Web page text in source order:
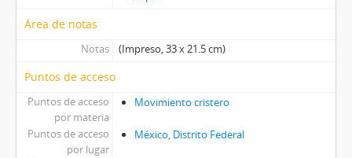
Área de notas
Notas (Impreso, 33 x 21.5 cm)
Puntos de acceso
Puntos de acceso
por materia
Movimiento cristero
Puntos de acceso
por lugar
México, Distrito Federal